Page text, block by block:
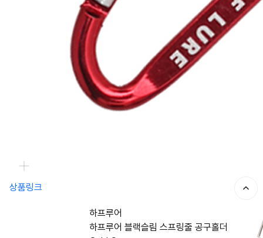
상품링크
하프루어
하프루어 블랙슬림 스프링줄 공구홀더